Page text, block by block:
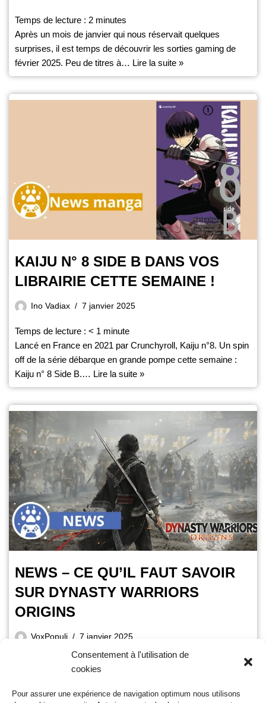
Consentement à l'utilisation de
cookies
Pour assurer une expérience de navigation optimum nous utilisons
Temps de lecture : 2 minutes
Après un mois de janvier qui nous réservait quelques
surprises, il est temps de découvrir les sorties gaming de
février 2025. Peu de titres à… Lire la suite »
KAIJU N° 8 SIDE B DANS VOS
LIBRAIRIE CETTE SEMAINE !
Ino Vadiax 7 janvier 2025
Temps de lecture : < 1 minute
Lancé en France en 2021 par Crunchyroll, Kaiju n°8. Un spin
off de la série débarque en grande pompe cette semaine :
Kaiju n° 8 Side B.… Lire la suite »
NEWS – CE QU’IL FAUT SAVOIR
SUR DYNASTY WARRIORS
ORIGINS
VoxPopuli 7 janvier 2025
le prochain titre de la saga : Dynasty Warriors Origins.